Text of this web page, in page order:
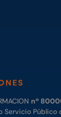
nº
Servicio Público